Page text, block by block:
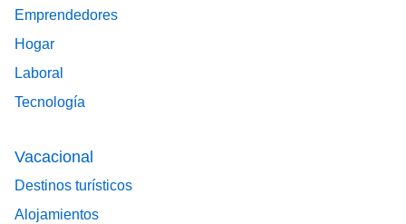
Emprendedores
Hogar
Laboral
Tecnología
Vacacional
Destinos turísticos
Alojamientos